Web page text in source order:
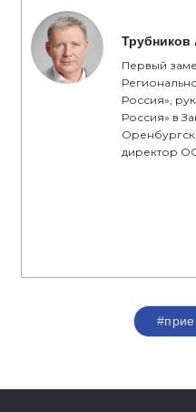
Трубников
Первый
Россия»,
Россия» в
директор